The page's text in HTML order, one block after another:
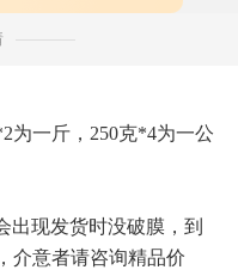
为一斤，250克*4为一公
出现发货时没破膜，到
介意者请咨询精品价